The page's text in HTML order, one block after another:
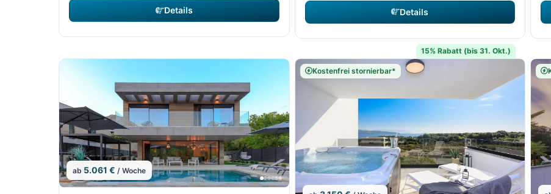
Details Details
ab 5.061 € / Woche
15% Rabatt (bis 31. Okt.)
Kostenfrei stornierbar*